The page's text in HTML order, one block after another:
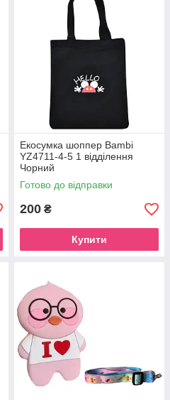
Екосумка шоппер Bambi
YZ4711-4-5 1 відділення
Чорний
Готово до відправки
200 ₴
Купити